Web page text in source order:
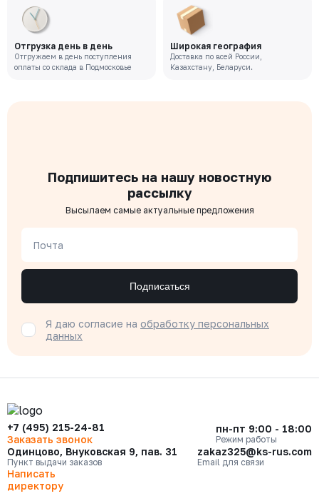
Отгрузка день в день
Отгружаем в день поступления
оплаты со склада в Подмосковье
Широкая география
Доставка по всей России,
Казахстану, Беларуси.
Подпишитесь на нашу новостную
рассылку
Высылаем самые актуальные предложения
Почта
Подписаться
Я даю согласие на обработку персональных
данных
+7 (495) 215-24-81
Заказать звонок
пн-пт 9:00 - 18:00
Режим работы
Одинцово, Внуковская 9, пав. 31
Пункт выдачи заказов
zakaz325@ks-rus.com
Email для связи
Написать
директору